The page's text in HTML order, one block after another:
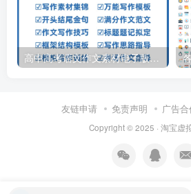
高中高考语文作文素材电子版满分作文写作通用模板及范文句子
友链申请 免责声明 广告
Copyright © 2025 · 淘宝虚